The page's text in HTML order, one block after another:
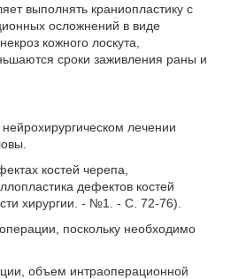
выполнять краниопластику с
осложнений в виде
кожного лоскута,
сроки заживления раны и
лечении
костей черепа,
дефектов костей
хирургии. - №1. - С. 72-76).
поскольку необходимо
объем интраоперационной